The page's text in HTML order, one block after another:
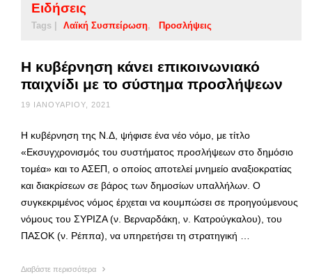
Ειδήσεις
Tags | Λαϊκή Συσπείρωση Προσλήψεις
Η κυβέρνηση κάνει επικοινωνιακό
παιχνίδι με το σύστημα προσλήψεων
19 ΙΑΝΟΥΑΡΊΟΥ, 2021
Η κυβέρνηση της Ν.Δ, ψήφισε ένα νέο νόμο, με τίτλο
«Εκσυγχρονισμός του συστήματος προσλήψεων στο δημόσιο
τομέα» και το ΑΣΕΠ, ο οποίος αποτελεί μνημείο αναξιοκρατίας
και διακρίσεων σε βάρος των δημοσίων υπαλλήλων. Ο
συγκεκριμένος νόμος έρχεται να κουμπώσει σε προηγούμενους
νόμους του ΣΥΡΙΖΑ (ν. Βερναρδάκη, ν. Κατρούγκαλου), του
ΠΑΣΟΚ (ν. Ρέππα), να υπηρετήσει τη στρατηγική …
Διαβάστε περισσότερα